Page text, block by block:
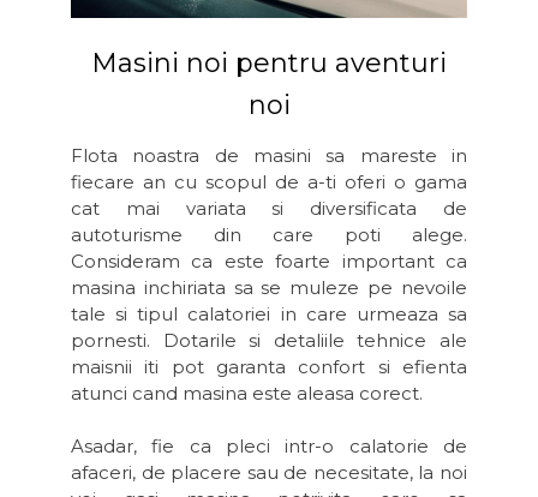
Masini noi pentru aventuri
noi
Flota noastra de masini sa mareste in
fiecare an cu scopul de a-ti oferi o gama
cat mai variata si diversificata de
autoturisme din care poti alege.
Consideram ca este foarte important ca
masina inchiriata sa se muleze pe nevoile
tale si tipul calatoriei in care urmeaza sa
pornesti. Dotarile si detaliile tehnice ale
maisnii iti pot garanta confort si efienta
atunci cand masina este aleasa corect.
Asadar, fie ca pleci intr-o calatorie de
afaceri, de placere sau de necesitate, la noi